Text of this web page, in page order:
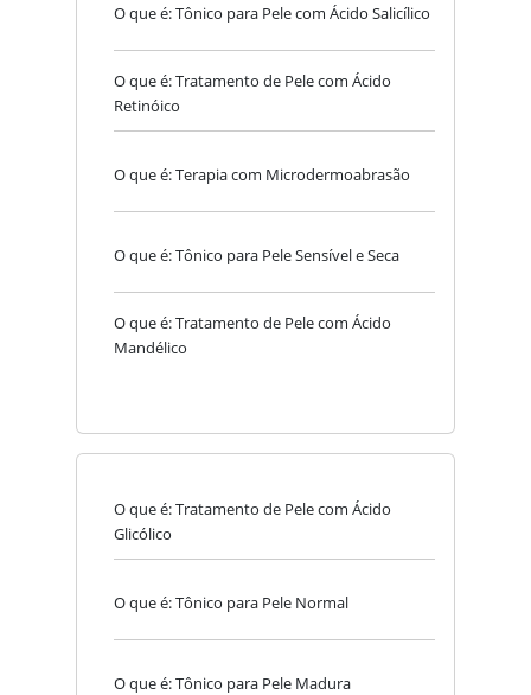
O que é: Tônico para Pele com Ácido Salicílico
O que é: Tratamento de Pele com Ácido
Retinóico
O que é: Terapia com Microdermoabrasão
O que é: Tônico para Pele Sensível e Seca
O que é: Tratamento de Pele com Ácido
Mandélico
O que é: Tratamento de Pele com Ácido
Glicólico
O que é: Tônico para Pele Normal
O que é: Tônico para Pele Madura